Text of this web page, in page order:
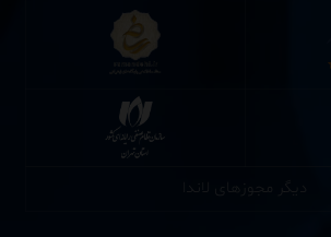
دیگر مجوزهای لاندا